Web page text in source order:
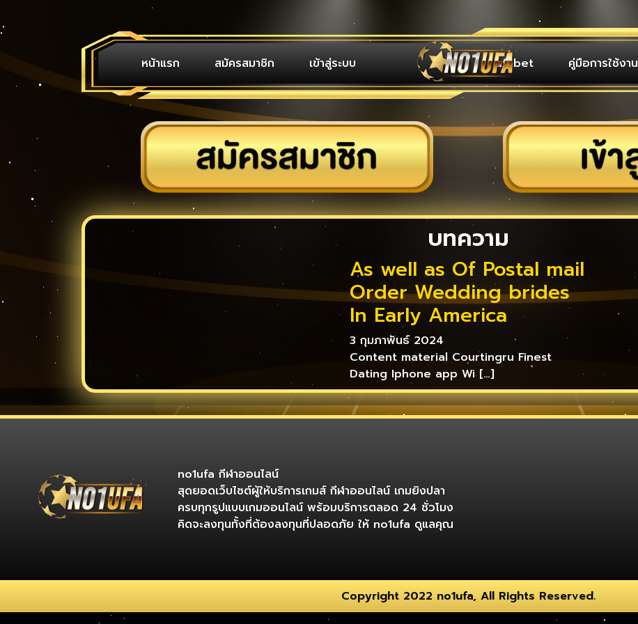
หน้าแรก สมัครสมาชิก เข้าสู่ระบบ ufabet คู่มือการใช้งาน
บทความ
As well as Of Postal mail
Order Wedding brides
In Early America
3 กุมภาพันธ์ 2024
Content material Courtingru Finest
Dating Iphone app Wi […]
no1ufa กีฬาออนไลน์
สุดยอดเว็บไซต์ผู้ให้บริการเกมส์ กีฬาออนไลน์ เกมยิงปลา
ครบทุกรูปแบบเกมออนไลน์ พร้อมบริการตลอด 24 ชั่วโมง
คิดจะลงทุนทั้งที่ต้องลงทุนที่ปลอดภัย ให้ no1ufa ดูแลคุณ
Copyright 2022 no1ufa, All Rights Reserved.